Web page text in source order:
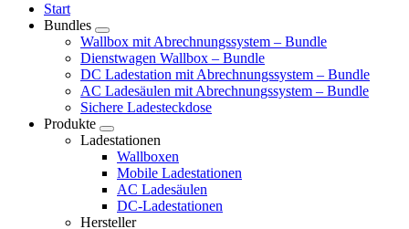
Start
Bundles
Wallbox mit Abrechnungssystem – Bundle
Dienstwagen Wallbox – Bundle
DC Ladestation mit Abrechnungssystem – Bundle
AC Ladesäulen mit Abrechnungssystem – Bundle
Sichere Ladesteckdose
Produkte
Ladestationen
Wallboxen
Mobile Ladestationen
AC Ladesäulen
DC-Ladestationen
Hersteller